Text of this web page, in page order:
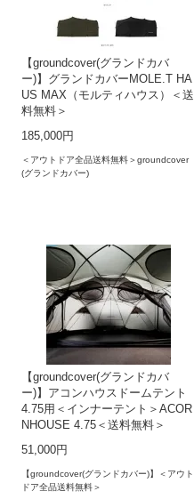
【groundcover(グランドカバ
ー)】グランドカバーMOLE.T HA
US MAX（モルティハウス）＜送
料無料＞
185,000円
＜アウトドア全品送料無料＞groundcover
(グランドカバー)
【groundcover(グランドカバ
ー)】アコンハウスドームテント
4.75用＜インナーテント＞ACOR
NHOUSE 4.75＜送料無料＞
51,000円
【groundcover(グランドカバー)】＜アウト
ドア全品送料無料＞